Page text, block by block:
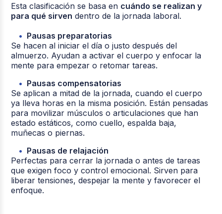
Esta clasificación se basa en cuándo se realizan y
para qué sirven dentro de la jornada laboral.
Pausas preparatorias
Se hacen al iniciar el día o justo después del
almuerzo. Ayudan a activar el cuerpo y enfocar la
mente para empezar o retomar tareas.
Pausas compensatorias
Se aplican a mitad de la jornada, cuando el cuerpo
ya lleva horas en la misma posición. Están pensadas
para movilizar músculos o articulaciones que han
estado estáticos, como cuello, espalda baja,
muñecas o piernas.
Pausas de relajación
Perfectas para cerrar la jornada o antes de tareas
que exigen foco y control emocional. Sirven para
liberar tensiones, despejar la mente y favorecer el
enfoque.